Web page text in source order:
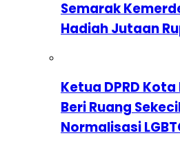
Semarak
Hadiah Jutaan
Ketua DPRD
Beri Ruang
Normalisasi